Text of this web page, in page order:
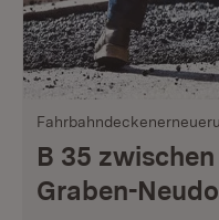
B 35
Graben-